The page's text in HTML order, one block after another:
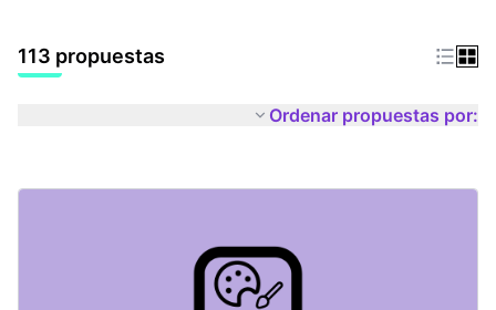
113 propuestas
Ordenar propuestas por: